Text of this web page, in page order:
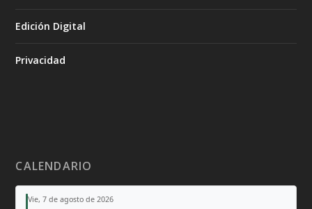
Edición Digital
Privacidad
CALENDARIO
Vie, 7 de agosto de 2026